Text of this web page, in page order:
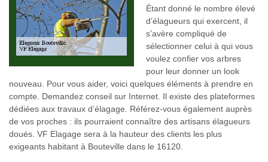
Étant donné le nombre élevé
d’élagueurs qui exercent, il
s’avère compliqué de
sélectionner celui à qui vous
voulez confier vos arbres
pour leur donner un look
nouveau. Pour vous aider, voici quelques éléments à prendre en
compte. Demandez conseil sur Internet. Il existe des plateformes
dédiées aux travaux d’élagage. Référez-vous également auprès
de vos proches : ils pourraient connaître des artisans élagueurs
doués. VF Elagage sera à la hauteur des clients les plus
exigeants habitant à Bouteville dans le 16120.